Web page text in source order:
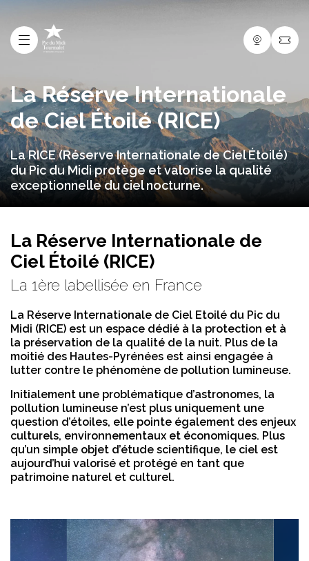
La Réserve Internationale
de Ciel Étoilé (RICE)
La RICE (Réserve Internationale de Ciel Étoilé)
du Pic du Midi protège et valorise la qualité
exceptionnelle du ciel nocturne.
La Réserve Internationale de
Ciel Étoilé (RICE)
La 1ère labellisée en France
La Réserve Internationale de Ciel Etoilé du Pic du
Midi (RICE) est un espace dédié à la protection et à
la préservation de la qualité de la nuit. Plus de la
moitié des Hautes-Pyrénées est ainsi engagée à
lutter contre le phénomène de pollution lumineuse.
Initialement une problématique d’astronomes, la
pollution lumineuse n’est plus uniquement une
question d’étoiles, elle pointe également des enjeux
culturels, environnementaux et économiques. Plus
qu’un simple objet d’étude scientifique, le ciel est
aujourd’hui valorisé et protégé en tant que
patrimoine naturel et culturel.